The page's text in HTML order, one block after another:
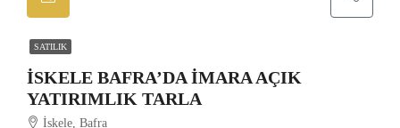
SATILIK
İSKELE BAFRA’DA IMARA AÇIK
YATIRIMLIK TARLA
İskele, Bafra